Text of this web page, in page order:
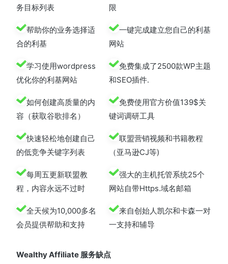
务目标列表
限
帮助你的业务选择适
合的利基
一键完成建立您自己的利基
网站
学习使用wordpress
优化你的利基网站
免费集成了2500款WP主题
和SEO插件.
如何创建高质量的内
容（获取谷歌排名）
免费使用官方价值139$关
键词调研工具
快速轻松地创建自己
的低竞争关键字列表
联盟营销视频和书籍教程
（亚马逊CJ等)
每周五更新联盟教
程，内容永远不过时
强大的主机托管系统25个
网站自带Https.域名邮箱
全天候为10,000多名
会员提供帮助和支持
来自创始人凯尔和卡森一对
一支持和辅导
Wealthy Affiliate 服务缺点